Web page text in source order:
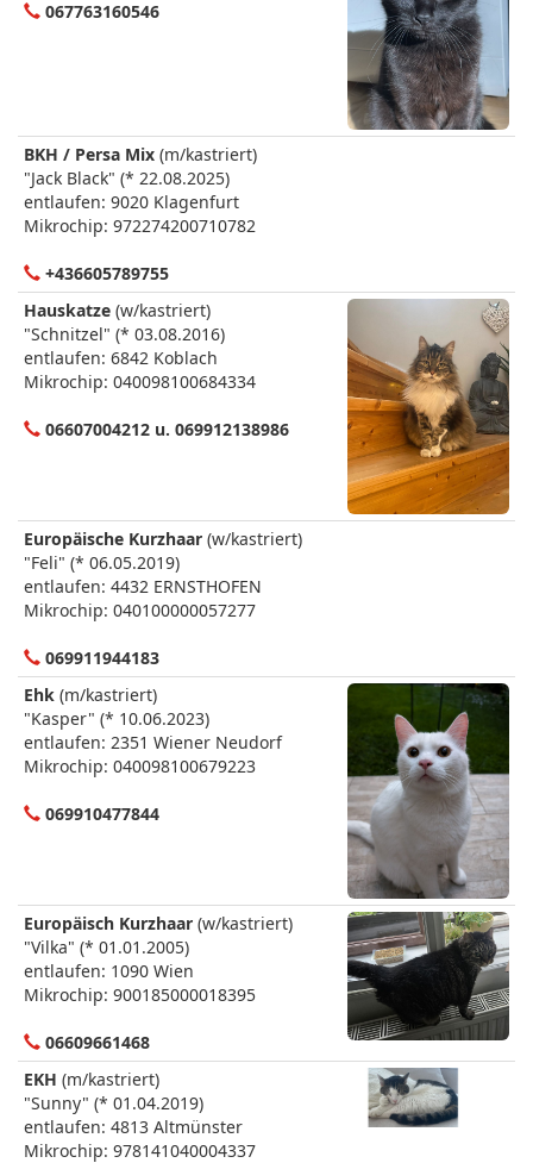
067763160546
BKH / Persa Mix (m/kastriert)
"Jack Black" (* 22.08.2025)
entlaufen: 9020 Klagenfurt
Mikrochip: 972274200710782
+436605789755
Hauskatze (w/kastriert)
"Schnitzel" (* 03.08.2016)
entlaufen: 6842 Koblach
Mikrochip: 040098100684334
06607004212 u. 069912138986
Europäische Kurzhaar (w/kastriert)
"Feli" (* 06.05.2019)
entlaufen: 4432 ERNSTHOFEN
Mikrochip: 040100000057277
069911944183
Ehk (m/kastriert)
"Kasper" (* 10.06.2023)
entlaufen: 2351 Wiener Neudorf
Mikrochip: 040098100679223
069910477844
Europäisch Kurzhaar (w/kastriert)
"Vilka" (* 01.01.2005)
entlaufen: 1090 Wien
Mikrochip: 900185000018395
06609661468
EKH (m/kastriert)
"Sunny" (* 01.04.2019)
entlaufen: 4813 Altmünster
Mikrochip: 978141040004337